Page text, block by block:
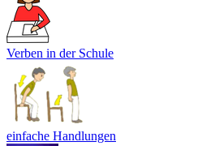
Verben in der Schule
einfache Handlungen